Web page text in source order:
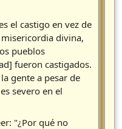
el castigo en vez de
divina,
pueblos
fueron castigados.
gente a pesar de
severo en el
"¿Por qué no